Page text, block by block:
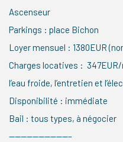
Ascenseur
Parkings : place Bichon
Loyer mensuel : 1380EUR
Charges locatives :
l’eau froide, l’entretien et
Disponibilité : immédiate
Bail : tous types, à négocier
——————————–